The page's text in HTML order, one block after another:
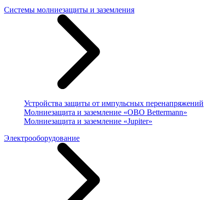
Системы молниезащиты и заземления
Устройства защиты от импульсных перенапряжений
Молниезащита и заземление «OBO Bettermann»
Молниезащита и заземление «Jupiter»
Электрооборудование